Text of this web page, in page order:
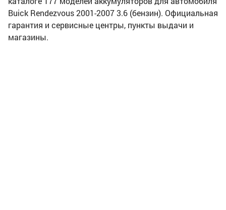
Buick Rendezvous 2001-2007 3.6 (бензин). Официальная
гарантия и сервисные центры, пункты выдачи и
магазины.